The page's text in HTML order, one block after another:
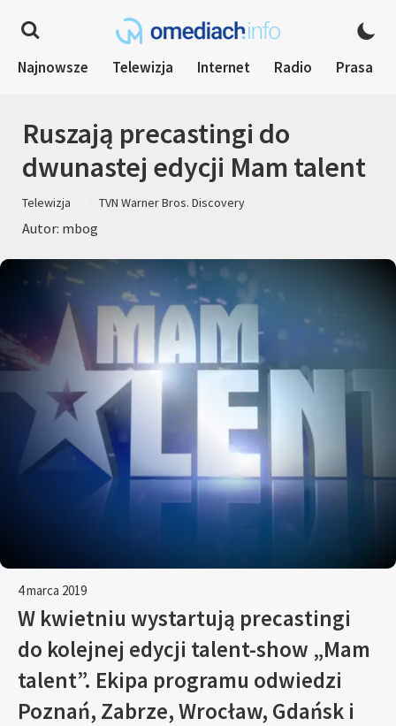
Najnowsze Telewizja Internet Radio Prasa
Ruszają precastingi do
dwunastej edycji Mam talent
Telewizja TVN Warner Bros. Discovery
Autor: mbog
4 marca 2019
W kwietniu wystartują precastingi
do kolejnej edycji talent-show „Mam
talent”. Ekipa programu odwiedzi
Poznań, Zabrze, Wrocław, Gdańsk i